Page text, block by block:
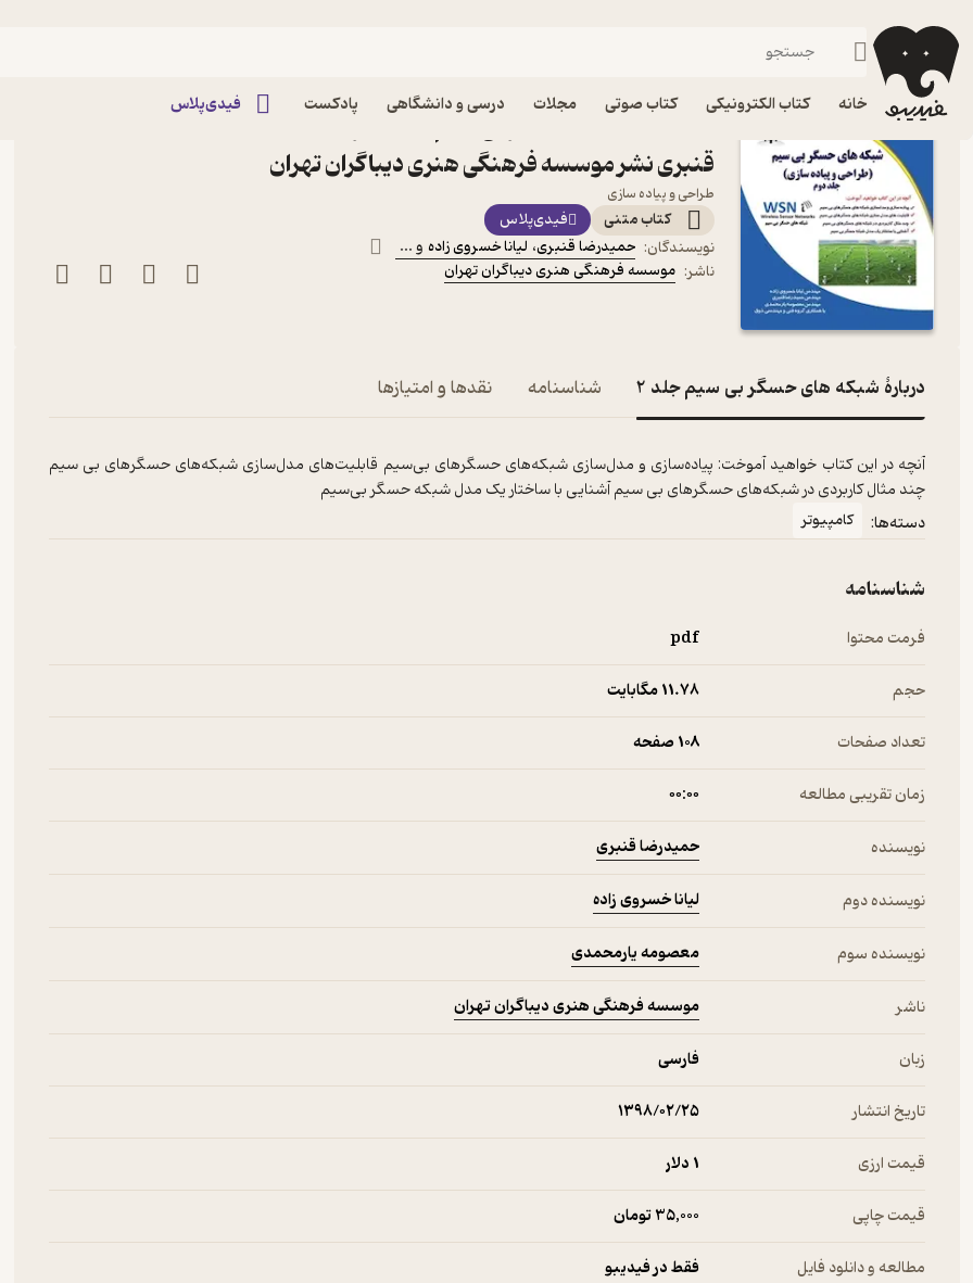
خانه کتاب الکترونیکی کتاب صوتی مجلات درسی و دانشگاهی پادکست فیدی‌پلاس
فیدیبو کتاب الکترونیکی
قنبری نشر موسسه فرهنگی هنری دیباگران تهران
طراحی و پیاده سازی
کتاب متنی
فیدی‌پلاس
نویسندگان: حمیدرضا قنبری، لیانا خسروی زاده و ...
ناشر: موسسه فرهنگی هنری دیباگران تهران
دربارۀ شبکه های حسگر بی سیم جلد 2 شناسنامه نقدها و امتیازها
آنچه در این کتاب خواهید آموخت: پیاده‌سازی و مدل‌سازی شبکه‌های حسگرهای بی‌سیم قابلیت‌های مدل‌سازی شبکه‌های حسگرهای بی سیم
چند مثال کاربردی در شبکه‌های حسگرهای بی سیم آشنایی با ساختار یک مدل شبکه حسگر بی‌سیم
دسته‌ها: کامپیوتر
شناسنامه
فرمت محتوا pdf
حجم 11.۷۸ مگابایت
تعداد صفحات 108 صفحه
زمان تقریبی مطالعه ۰۰:۰۰
نویسنده حمیدرضا قنبری
نویسنده دوم لیانا خسروی زاده
نویسنده سوم معصومه یارمحمدی
ناشر موسسه فرهنگی هنری دیباگران تهران
زبان فارسی
تاریخ انتشار ۱۳۹۸/۰۲/۲۵
قیمت ارزی 1 دلار
قیمت چاپی 35,000 تومان
مطالعه و دانلود فایل فقط در فیدیبو